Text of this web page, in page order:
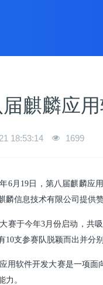
麒麟应
18:53:14 1699
6月19日，第八届麒麟应
麟信息技术有限公司提供赞
赛于今年3月份启动，共
10支参赛队脱颖而出并分
用软件开发大赛是一项面
力。